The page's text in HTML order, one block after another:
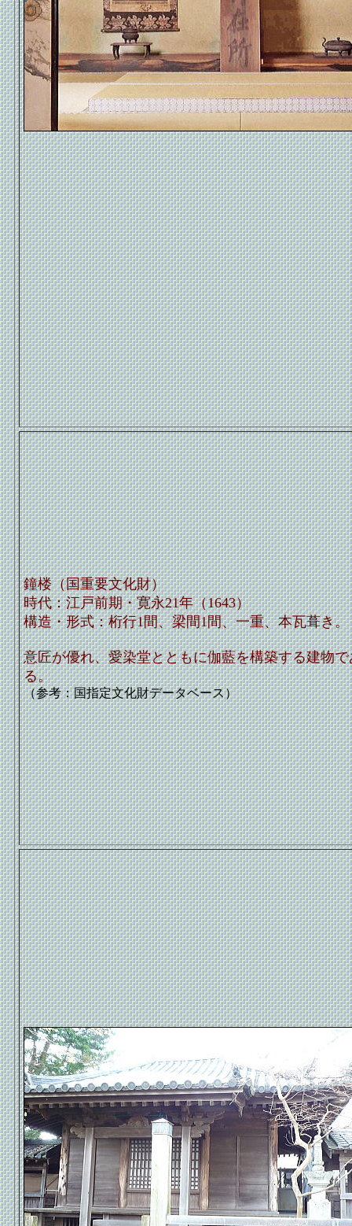
鐘楼（国重要文化財）
時代：江戸前期・寛永21年（1643）
構造・形式：桁行1間、梁間1間、一重、本瓦葺き。
意匠が優れ、愛染堂とともに伽藍を構築する建物で
る。
（参考：国指定文化財データベース）